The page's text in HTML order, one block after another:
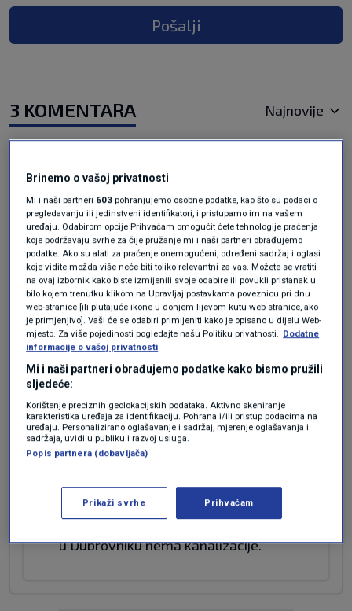
Pošalji
3 KOMENTARA Najnovije
Ma, kako je nas to zapalo ako je toliko dobro?
Znaš onu: Da je qovno bilo lijepo bili bi ga
Cavtaćani izjeli.
Odgovor
prije 4 mjeseci
Baba
Stoposto neka lupeština.
Dida
"Centar će koristiti vlastite bunare i ne
spaja se na postojeću vodovodnu i
u Dubrovniku nema kanalizacije.
Brinemo o vašoj privatnosti
Mi i naši partneri 603 pohranjujemo osobne podatke, kao što su podaci o
pregledavanju ili jedinstveni identifikatori, i pristupamo im na vašem
uređaju. Odabirom opcije Prihvaćam omogućit ćete tehnologije praćenja
koje podržavaju svrhe za čije pružanje mi i naši partneri obrađujemo
podatke. Ako su alati za praćenje onemogućeni, određeni sadržaj i oglasi
koje vidite možda više neće biti toliko relevantni za vas. Možete se vratiti
na ovaj izbornik kako biste izmijenili svoje odabire ili povukli pristanak u
bilo kojem trenutku klikom na Upravljaj postavkama poveznicu pri dnu
web-stranice [ili plutajuće ikone u donjem lijevom kutu web stranice, ako
je primjenjivo]. Vaši će se odabiri primijeniti kako je opisano u dijelu Web-
mjesto. Za više pojedinosti pogledajte našu Politiku privatnosti.
Dodatne
informacije o vašoj privatnosti
Mi i naši partneri obrađujemo podatke kako bismo pružili
sljedeće:
Korištenje preciznih geolokacijskih podataka. Aktivno skeniranje
karakteristika uređaja za identifikaciju. Pohrana i/ili pristup podacima na
uređaju. Personalizirano oglašavanje i sadržaj, mjerenje oglašavanja i
sadržaja, uvidi u publiku i razvoj usluga.
Popis partnera (dobavljača)
Prikaži svrhe Prihvaćam